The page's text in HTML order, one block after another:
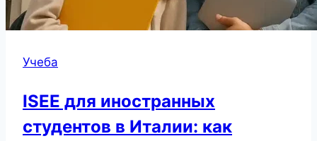
Учеба
ISEE для иностранных
студентов в Италии: как